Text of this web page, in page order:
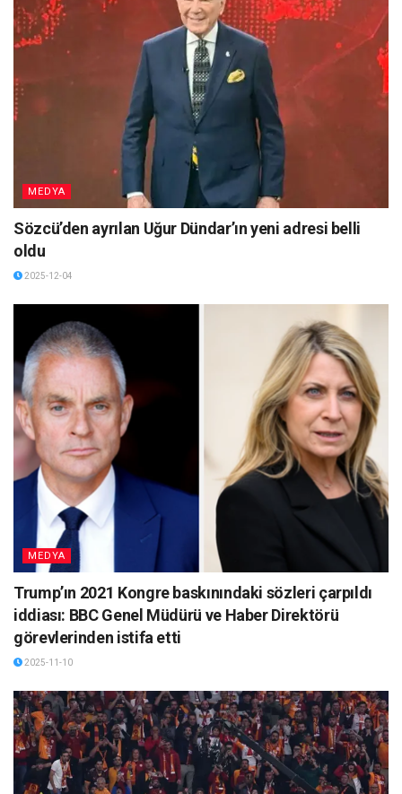
MEDYA
Sözcü’den ayrılan Uğur Dündar’ın yeni adresi belli
oldu
2025-12-04
MEDYA
Trump’ın 2021 Kongre baskınındaki sözleri çarpıldı
iddiası: BBC Genel Müdürü ve Haber Direktörü
görevlerinden istifa etti
2025-11-10